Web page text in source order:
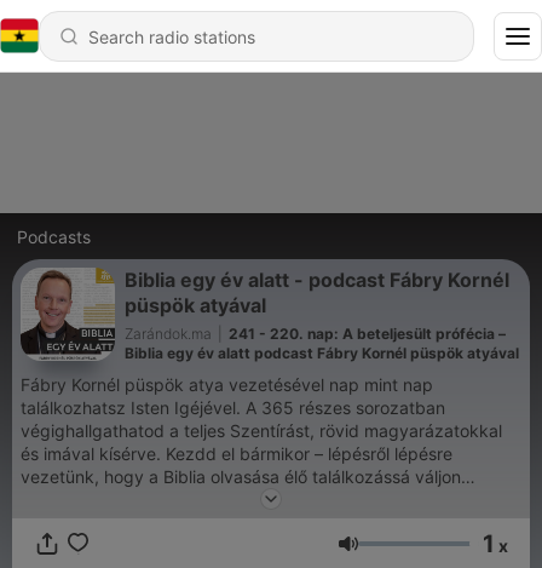
Podcasts
Biblia egy év alatt - podcast Fábry Kornél
püspök atyával
Zarándok.ma
241 - 220. nap: A beteljesült prófécia –
Biblia egy év alatt podcast Fábry Kornél püspök atyával
Fábry Kornél püspök atya vezetésével nap mint nap
találkozhatsz Isten Igéjével. A 365 részes sorozatban
végighallgathatod a teljes Szentírást, rövid magyarázatokkal
és imával kísérve. Kezdd el bármikor – lépésről lépésre
vezetünk, hogy a Biblia olvasása élő találkozássá váljon
Volume 1 x